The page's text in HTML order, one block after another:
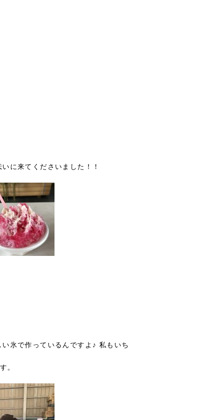
に来てくださいました！！
氷で作っているんですよ♪ 私もいち
。